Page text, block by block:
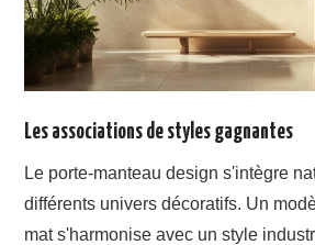
Les associations de styles gagnantes
Le porte-manteau design s'intègre
différents univers décoratifs. Un
mat s'harmonise avec un style